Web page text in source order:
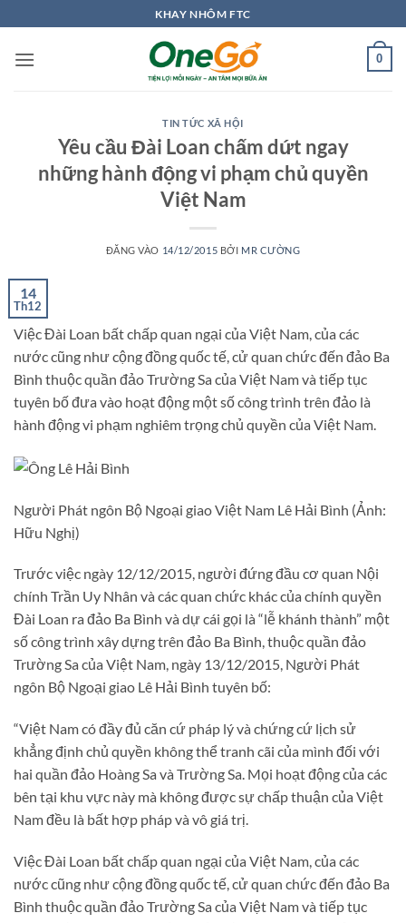
qua
nội
KHAY NHÔM FTC
0
TIN TỨC XÃ HỘI
Yêu cầu Đài Loan chấm dứt ngay
những hành động vi phạm chủ quyền
Việt Nam
ĐĂNG VÀO 14/12/2015 BỞI MR CƯỜNG
14
Th12
Việc Đài Loan bất chấp quan ngại của Việt Nam, của các
nước cũng như cộng đồng quốc tế, cử quan chức đến đảo Ba
Bình thuộc quần đảo Trường Sa của Việt Nam và tiếp tục
tuyên bố đưa vào hoạt động một số công trình trên đảo là
hành động vi phạm nghiêm trọng chủ quyền của Việt Nam.
Người Phát ngôn Bộ Ngoại giao Việt Nam Lê Hải Bình (Ảnh:
Hữu Nghị)
Trước việc ngày 12/12/2015, người đứng đầu cơ quan Nội
chính Trần Uy Nhân và các quan chức khác của chính quyền
Đài Loan ra đảo Ba Bình và dự cái gọi là “lễ khánh thành” một
số công trình xây dựng trên đảo Ba Bình, thuộc quần đảo
Trường Sa của Việt Nam, ngày 13/12/2015, Người Phát
ngôn Bộ Ngoại giao Lê Hải Bình tuyên bố:
“Việt Nam có đầy đủ căn cứ pháp lý và chứng cứ lịch sử
khẳng định chủ quyền không thể tranh cãi của mình đối với
hai quần đảo Hoàng Sa và Trường Sa. Mọi hoạt động của các
bên tại khu vực này mà không được sự chấp thuận của Việt
Nam đều là bất hợp pháp và vô giá trị.
Việc Đài Loan bất chấp quan ngại của Việt Nam, của các
nước cũng như cộng đồng quốc tế, cử quan chức đến đảo Ba
Bình thuộc quần đảo Trường Sa của Việt Nam và tiếp tục